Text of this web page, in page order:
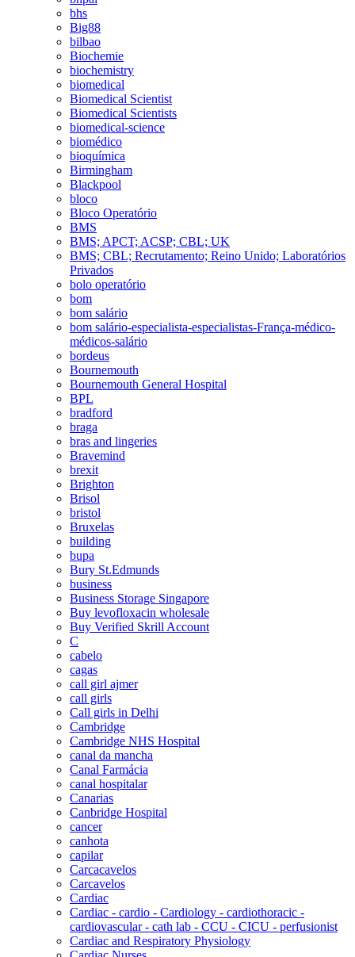
bhs
Big88
bilbao
Biochemie
biochemistry
biomedical
Biomedical Scientist
Biomedical Scientists
biomedical-science
biomédico
bioquímica
Birmingham
Blackpool
bloco
Bloco Operatório
BMS
BMS; APCT; ACSP; CBL; UK
BMS; CBL; Recrutamento; Reino Unido; Laboratórios
Privados
bolo operatório
bom
bom salário
bom salário-especialista-especialistas-França-médico-
médicos-salário
bordeus
Bournemouth
Bournemouth General Hospital
BPL
bradford
braga
bras and lingeries
Bravemind
brexit
Brighton
Brisol
bristol
Bruxelas
building
bupa
Bury St.Edmunds
business
Business Storage Singapore
Buy levofloxacin wholesale
Buy Verified Skrill Account
C
cabelo
cagas
call girl ajmer
call girls
Call girls in Delhi
Cambridge
Cambridge NHS Hospital
canal da mancha
Canal Farmácia
canal hospitalar
Canarias
Canbridge Hospital
cancer
canhota
capilar
Carcacavelos
Carcavelos
Cardiac
Cardiac - cardio - Cardiology - cardiothoracic -
cardiovascular - cath lab - CCU - CICU - perfusionist
Cardiac and Respiratory Physiology